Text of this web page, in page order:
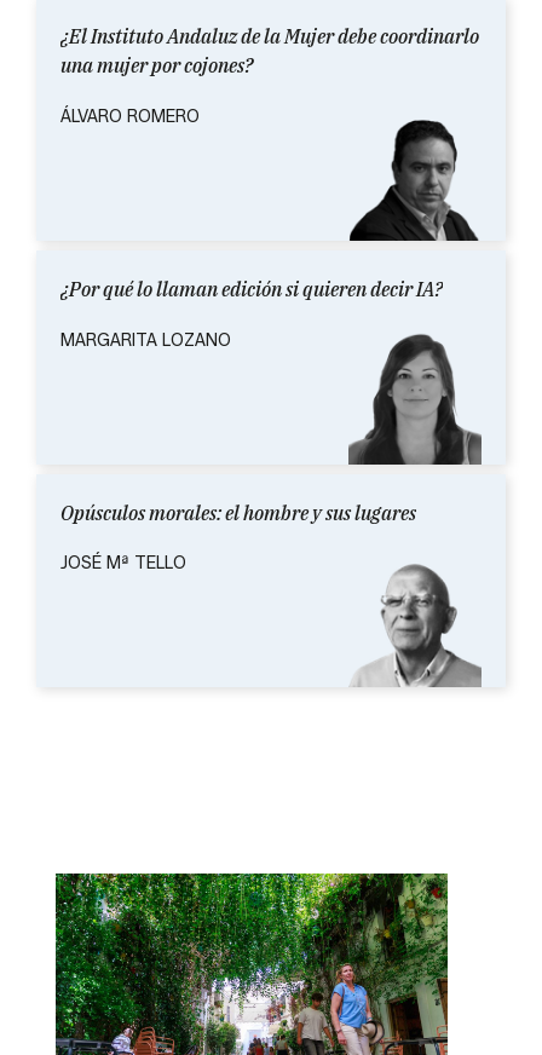
¿El Instituto Andaluz de la Mujer debe coordinarlo
una mujer por cojones?
ÁLVARO ROMERO
¿Por qué lo llaman edición si quieren decir IA?
MARGARITA LOZANO
Opúsculos morales: el hombre y sus lugares
JOSÉ Mª TELLO